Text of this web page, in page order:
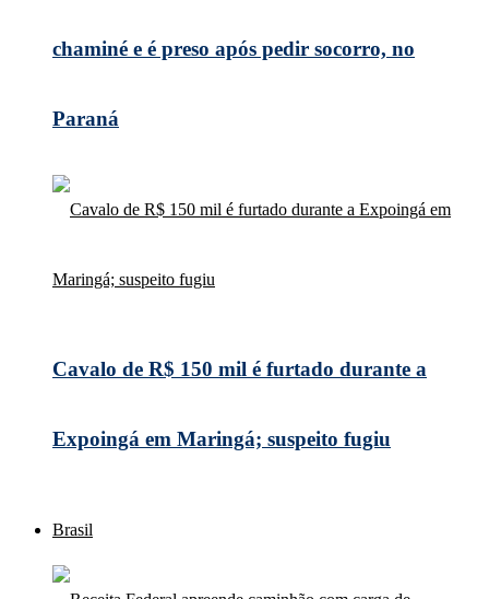
chaminé e é preso após pedir socorro, no
Paraná
Cavalo de R$ 150 mil é furtado durante a
Expoingá em Maringá; suspeito fugiu
Brasil